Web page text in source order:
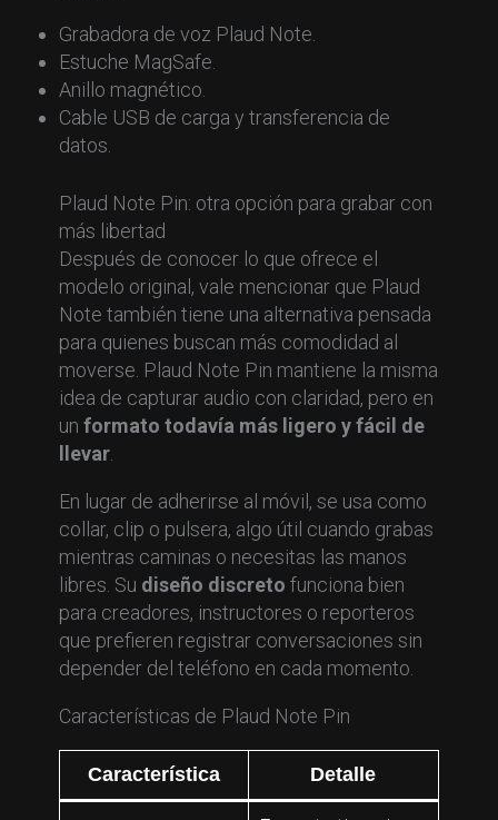
Grabadora de voz Plaud Note.
Estuche MagSafe.
Anillo magnético.
Cable USB de carga y transferencia de
datos.
Plaud Note Pin: otra opción para grabar con
más libertad
Después de conocer lo que ofrece el
modelo original, vale mencionar que Plaud
Note también tiene una alternativa pensada
para quienes buscan más comodidad al
moverse. Plaud Note Pin mantiene la misma
idea de capturar audio con claridad, pero en
un formato todavía más ligero y fácil de
llevar.
En lugar de adherirse al móvil, se usa como
collar, clip o pulsera, algo útil cuando grabas
mientras caminas o necesitas las manos
libres. Su diseño discreto funciona bien
para creadores, instructores o reporteros
que prefieren registrar conversaciones sin
depender del teléfono en cada momento.
Características de Plaud Note Pin
Característica Detalle